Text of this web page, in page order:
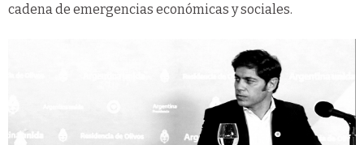
cadena de emergencias económicas y sociales.